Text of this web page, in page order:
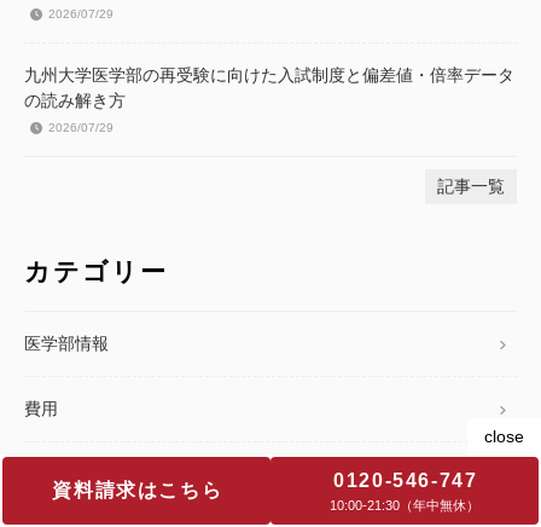
資料請求はこちら 0120-546-747
10:00‐21:30（年中無休）
2026/07/29
九州大学医学部の再受験に向けた入試制度と偏差値・倍率データ
の読み解き方
2026/07/29
記事一覧
カテゴリー
医学部情報
費用